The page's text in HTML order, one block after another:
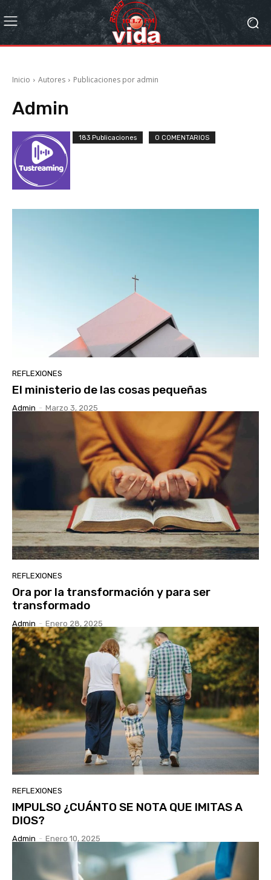
Inicio Autores Publicaciones por admin
Admin
183 Publicaciones 0 COMENTARIOS
REFLEXIONES
El ministerio de las cosas pequeñas
Admin - Marzo 3, 2025
REFLEXIONES
Ora por la transformación y para ser
transformado
Admin - Enero 28, 2025
REFLEXIONES
IMPULSO ¿CUÁNTO SE NOTA QUE IMITAS A
DIOS?
Admin - Enero 10, 2025